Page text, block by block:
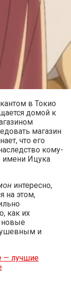
в Токио
домой к
магазин
что его
кому-
имени Ицука
интересно,
на этом,
как их
новые
и
— лучшие